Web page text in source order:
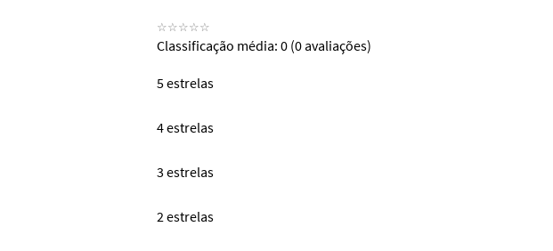
☆☆☆☆☆
Classificação média: 0 (0 avaliações)
5 estrelas
4 estrelas
3 estrelas
2 estrelas